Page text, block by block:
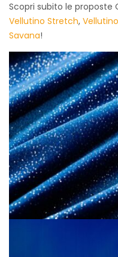
Scopri subito le proposte
Vellutino Stretch,
Savana!